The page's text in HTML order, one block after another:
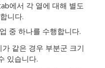
에서 각 열에 대해 별도
니다.
중 하나를 수행합니다.
같은 경우 부분군 크기
있습니다.